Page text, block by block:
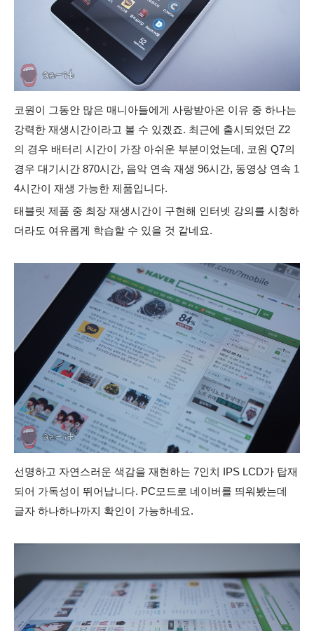
코원이 그동안 많은 매니아들에게 사랑받아온 이유 중 하나는
강력한 재생시간이라고 볼 수 있겠죠. 최근에 출시되었던 Z2
의 경우 배터리 시간이 가장 아쉬운 부분이었는데, 코원 Q7의
경우 대기시간 870시간, 음악 연속 재생 96시간, 동영상 연속 1
4시간이 재생 가능한 제품입니다.
태블릿 제품 중 최장 재생시간이 구현해 인터넷 강의를 시청하
더라도 여유롭게 학습할 수 있을 것 같네요.
선명하고 자연스러운 색감을 재현하는 7인치 IPS LCD가 탑재
되어 가독성이 뛰어납니다. PC모드로 네이버를 띄워봤는데
글자 하나하나까지 확인이 가능하네요.